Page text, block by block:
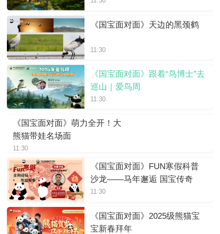
《国宝面对面》天边的黑颈鹤
11:30
《国宝面对面》跟着“鸟博士”去
巡山｜爱鸟周
11:30
《国宝面对面》萌力全开！大
熊猫带娃名场面
11:30
《国宝面对面》FUN寒假科普
沙龙——马年邂逅 国宝传奇
11:30
《国宝面对面》2025级熊猫宝
宝新春拜年